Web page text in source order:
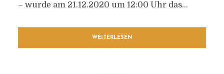
– wurde am 21.12.2020 um 12:00 Uhr das...
WEITERLESEN